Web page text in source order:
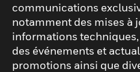
communications
notamment des mises à
informations
des événements et
promotions ainsi que